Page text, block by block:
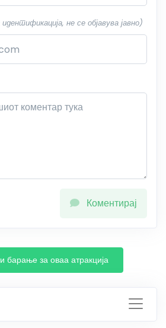
не се објавува јавно)
Коментирај
барање за оваа атракција